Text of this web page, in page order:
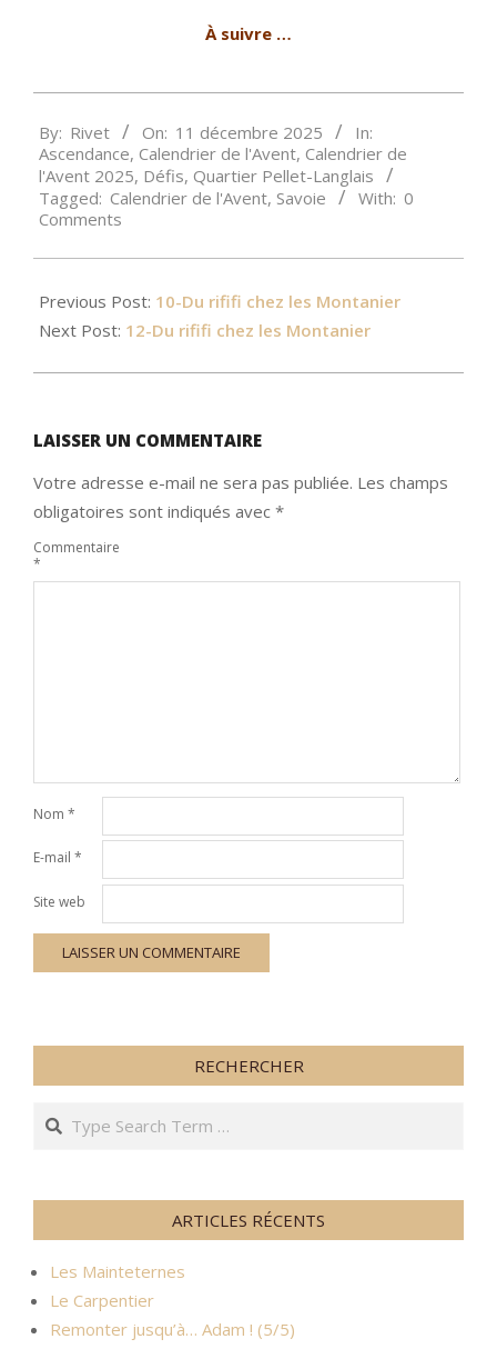
À suivre …
12-
11
By: Rivet On: 11 décembre 2025
In:
Ascendance, Calendrier de l'Avent, Calendrier de
l'Avent 2025, Défis, Quartier Pellet-Langlais
Tagged: Calendrier de l'Avent, Savoie With: 0
Comments
Previous Post: 10-Du rififi chez les Montanier
Next Post: 12-Du rififi chez les Montanier
LAISSER UN COMMENTAIRE
Votre adresse e-mail ne sera pas publiée. Les champs
obligatoires sont indiqués avec *
Commentaire
*
Nom *
E-mail *
Site web
RECHERCHER
Search
ARTICLES RÉCENTS
Les Mainteternes
Le Carpentier
Remonter jusqu’à… Adam ! (5/5)